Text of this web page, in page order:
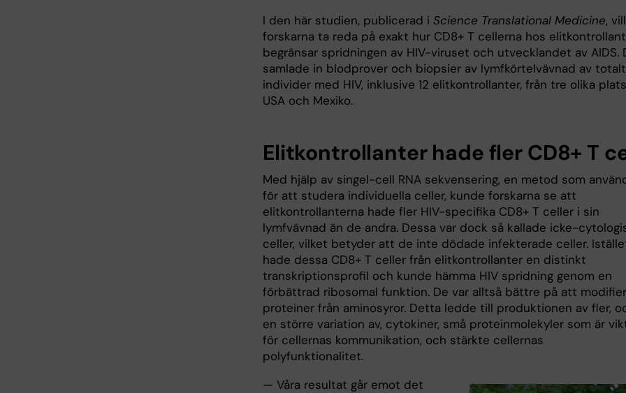
I den här studien, publicerad i Science Translational Medicine,
forskarna ta reda på exakt hur CD8+ T cellerna hos
begränsar spridningen av HIV-viruset och utvecklandet av AIDS.
samlade in blodprover och biopsier av lymfkörtelvävnad av totalt
individer med HIV, inklusive 12 elitkontrollanter, från tre olika
USA och Mexiko.
Elitkontrollanter hade fler CD8+ T
Med hjälp av singel-cell RNA sekvensering, en metod som
för att studera individuella celler, kunde forskarna se att
elitkontrollanterna hade fler HIV-specifika CD8+ T celler i sin
lymfvävnad än de andra. Dessa var dock så kallade icke-
celler, vilket betyder att de inte dödade infekterade celler.
hade dessa CD8+ T celler från elitkontrollanter en distinkt
transkriptionsprofil och kunde hämma HIV spridning genom en
förbättrad ribosomal funktion. De var alltså bättre på att
proteiner från aminosyror. Detta ledde till produktionen av fler,
en större variation av, cytokiner, små proteinmolekyler som är
för cellernas kommunikation, och stärkte cellernas
polyfunktionalitet.
— Våra resultat går emot det